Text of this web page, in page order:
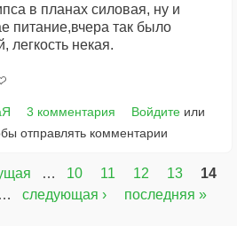
в планах силовая, ну и
питание,вчера так было
легкость некая.
3 комментария Войдитеили
отправлять комментарии
… 10 11 12 13
14
… следующая › последняя »